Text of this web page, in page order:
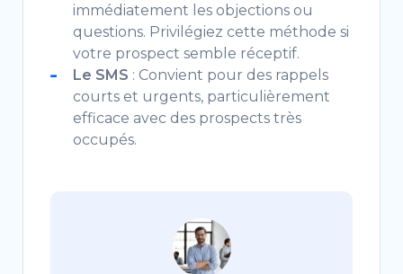
immédiatement les objections ou
questions. Privilégiez cette méthode si
votre prospect semble réceptif.
Le SMS : Convient pour des rappels
courts et urgents, particulièrement
efficace avec des prospects très
occupés.